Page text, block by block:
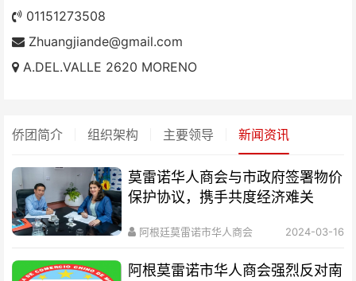
01151273508
Zhuangjiande@gmail.com
A.DEL.VALLE 2620 MORENO
侨团简介 组织架构 主要领导 新闻资讯
莫雷诺华人商会与市政府签署物价
保护协议，携手共度经济难关
阿根廷莫雷诺市华人商会 2024-03-16
阿根莫雷诺市华人商会强烈反对南